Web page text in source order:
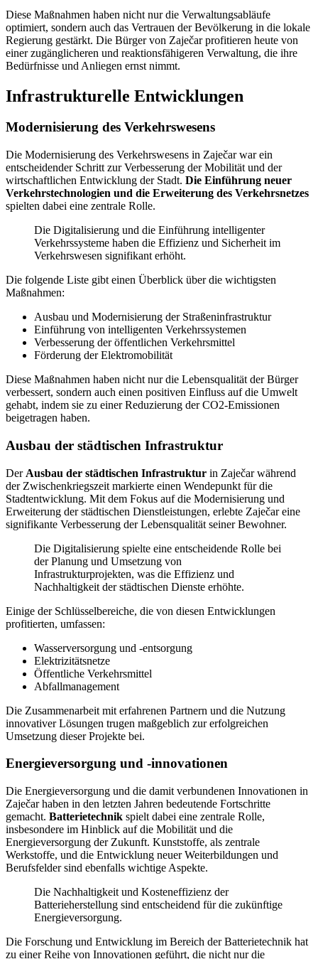
Diese Maßnahmen haben nicht nur die Verwaltungsabläufe
optimiert, sondern auch das Vertrauen der Bevölkerung in die lokale
Regierung gestärkt. Die Bürger von Zaječar profitieren heute von
einer zugänglicheren und reaktionsfähigeren Verwaltung, die ihre
Bedürfnisse und Anliegen ernst nimmt.
Infrastrukturelle Entwicklungen
Modernisierung des Verkehrswesens
Die Modernisierung des Verkehrswesens in Zaječar war ein
entscheidender Schritt zur Verbesserung der Mobilität und der
wirtschaftlichen Entwicklung der Stadt. Die Einführung neuer
Verkehrstechnologien und die Erweiterung des Verkehrsnetzes
spielten dabei eine zentrale Rolle.
Die Digitalisierung und die Einführung intelligenter
Verkehrssysteme haben die Effizienz und Sicherheit im
Verkehrswesen signifikant erhöht.
Die folgende Liste gibt einen Überblick über die wichtigsten
Maßnahmen:
Ausbau und Modernisierung der Straßeninfrastruktur
Einführung von intelligenten Verkehrssystemen
Verbesserung der öffentlichen Verkehrsmittel
Förderung der Elektromobilität
Diese Maßnahmen haben nicht nur die Lebensqualität der Bürger
verbessert, sondern auch einen positiven Einfluss auf die Umwelt
gehabt, indem sie zu einer Reduzierung der CO2-Emissionen
beigetragen haben.
Ausbau der städtischen Infrastruktur
Der Ausbau der städtischen Infrastruktur in Zaječar während
der Zwischenkriegszeit markierte einen Wendepunkt für die
Stadtentwicklung. Mit dem Fokus auf die Modernisierung und
Erweiterung der städtischen Dienstleistungen, erlebte Zaječar eine
signifikante Verbesserung der Lebensqualität seiner Bewohner.
Die Digitalisierung spielte eine entscheidende Rolle bei
der Planung und Umsetzung von
Infrastrukturprojekten, was die Effizienz und
Nachhaltigkeit der städtischen Dienste erhöhte.
Einige der Schlüsselbereiche, die von diesen Entwicklungen
profitierten, umfassen:
Wasserversorgung und -entsorgung
Elektrizitätsnetze
Öffentliche Verkehrsmittel
Abfallmanagement
Die Zusammenarbeit mit erfahrenen Partnern und die Nutzung
innovativer Lösungen trugen maßgeblich zur erfolgreichen
Umsetzung dieser Projekte bei.
Energieversorgung und -innovationen
Die Energieversorgung und die damit verbundenen Innovationen in
Zaječar haben in den letzten Jahren bedeutende Fortschritte
gemacht. Batterietechnik spielt dabei eine zentrale Rolle,
insbesondere im Hinblick auf die Mobilität und die
Energieversorgung der Zukunft. Kunststoffe, als zentrale
Werkstoffe, und die Entwicklung neuer Weiterbildungen und
Berufsfelder sind ebenfalls wichtige Aspekte.
Die Nachhaltigkeit und Kosteneffizienz der
Batterieherstellung sind entscheidend für die zukünftige
Energieversorgung.
Die Forschung und Entwicklung im Bereich der Batterietechnik hat
zu einer Reihe von Innovationen geführt, die nicht nur die